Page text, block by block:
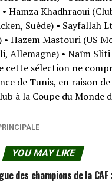
Hamza Khadhraoui
Suède) • Sayfallah
• Hazem Mastouri (US
Allemagne) • Naïm
cette sélection ne
de Tunis, en raison
à la Coupe du Monde
YOU MAY LIKE
des champions de la CAF